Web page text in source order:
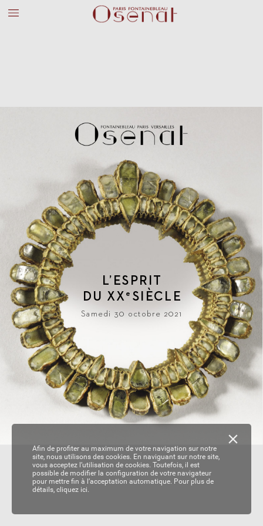
L’ESPRIT
DU XX e SIÈCLE
Samedi 30 octobre 2021
Afin de profiter au maximum de votre navigation sur notre
site, nous utilisons des cookies. En naviguant sur notre site,
vous acceptez l’utilisation de cookies. Toutefois, il est
possible de modifier la configuration de votre navigateur
pour mettre fin à l’acceptation automatique. Pour plus de
détails, cliquez ici.